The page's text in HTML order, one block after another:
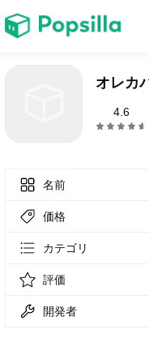
オレカ
4.6
名前
価格
カテゴリ
評価
開発者